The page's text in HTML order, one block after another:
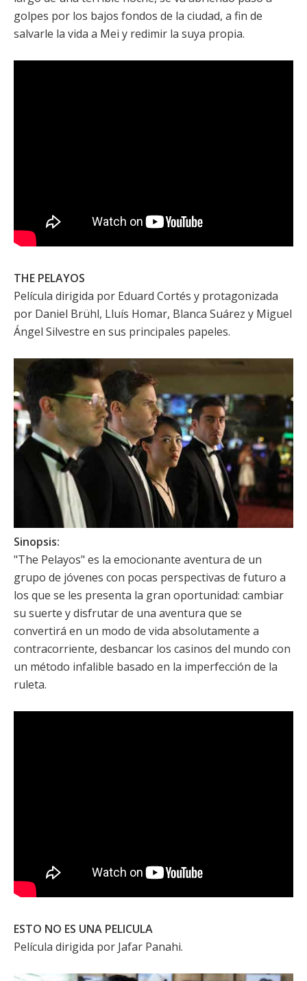
golpes por los bajos fondos de la ciudad, a fin de
salvarle la vida a Mei y redimir la suya propia.
THE PELAYOS
Película dirigida por Eduard Cortés y protagonizada
por Daniel Brühl, Lluís Homar, Blanca Suárez y Miguel
Ángel Silvestre en sus principales papeles.
Sinopsis:
"The Pelayos" es la emocionante aventura de un
grupo de jóvenes con pocas perspectivas de futuro a
los que se les presenta la gran oportunidad: cambiar
su suerte y disfrutar de una aventura que se
convertirá en un modo de vida absolutamente a
contracorriente, desbancar los casinos del mundo con
un método infalible basado en la imperfección de la
ruleta.
ESTO NO ES UNA PELICULA
Película dirigida por Jafar Panahi.